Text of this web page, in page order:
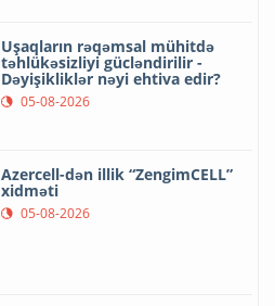
Uşaqların rəqəmsal mühitdə
təhlükəsizliyi gücləndirilir -
Dəyişikliklər nəyi ehtiva edir?
05-08-2026
Azercell-dən illik “ZengimCELL”
xidməti
05-08-2026